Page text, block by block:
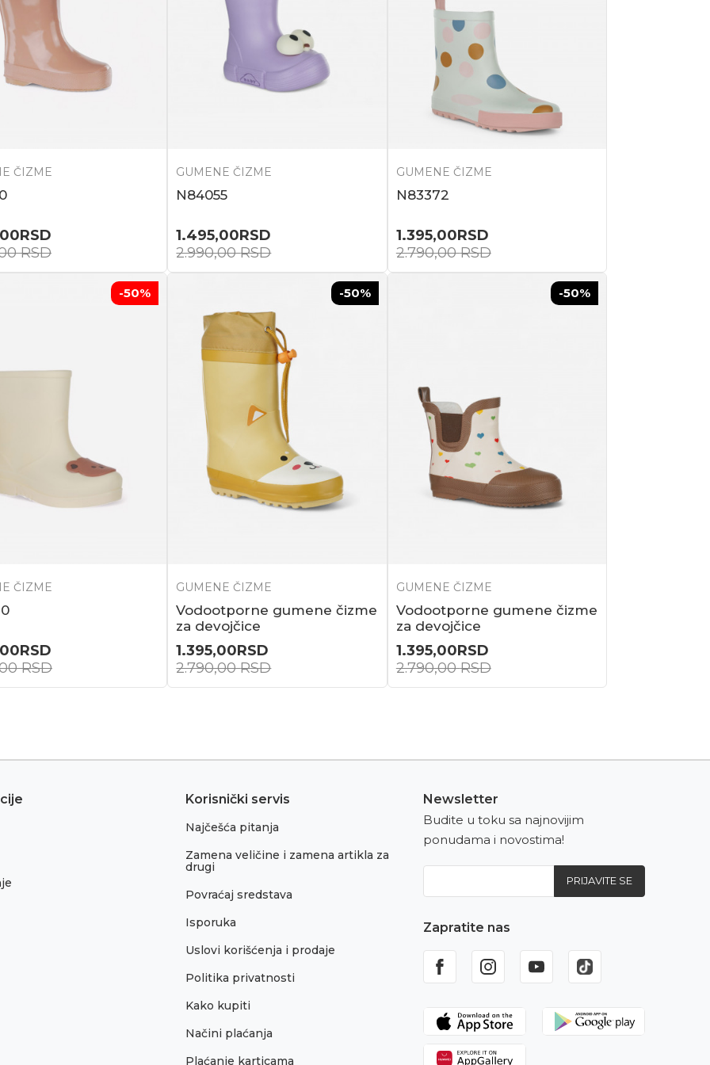
ČIZME
RSD
RSD
GUMENE ČIZME
N84055
1.495,00RSD
2.990,00RSD
GUMENE ČIZME
N83372
1.395,00RSD
2.790,00RSD
-50%
ČIZME
RSD
RSD
-50%
GUMENE ČIZME
Vodootporne gumene čizme
za devojčice
1.395,00RSD
2.790,00RSD
-50%
GUMENE ČIZME
Vodootporne gumene čizme
za devojčice
1.395,00RSD
2.790,00RSD
Korisnički servis
Najčešća pitanja
Zamena veličine i zamena artikla za
drugi
Povraćaj sredstava
Isporuka
Uslovi korišćenja i prodaje
Politika privatnosti
Kako kupiti
Načini plaćanja
Plaćanje karticama
Newsletter
Budite u toku sa najnovijim
ponudama i novostima!
PRIJAVITE SE
Zapratite nas